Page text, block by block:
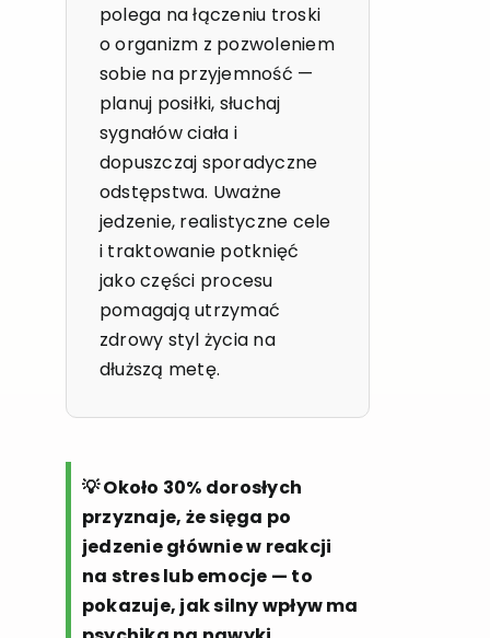
polega na łączeniu troski
o organizm z pozwoleniem
sobie na przyjemność —
planuj posiłki, słuchaj
sygnałów ciała i
dopuszczaj sporadyczne
odstępstwa. Uważne
jedzenie, realistyczne cele
i traktowanie potknięć
jako części procesu
pomagają utrzymać
zdrowy styl życia na
dłuższą metę.
💡 Około 30% dorosłych
przyznaje, że sięga po
jedzenie głównie w reakcji
na stres lub emocje — to
pokazuje, jak silny wpływ ma